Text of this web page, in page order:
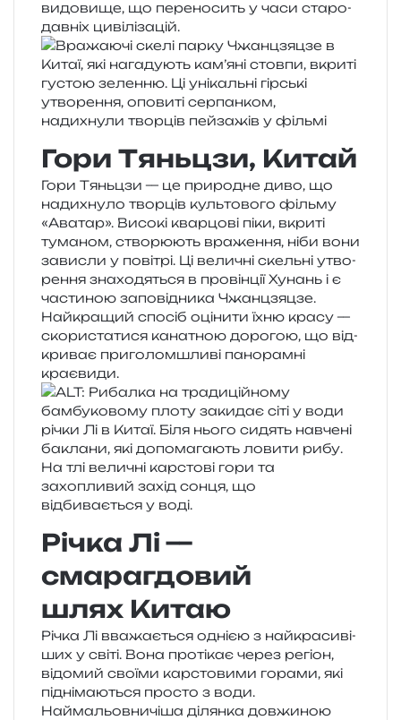
видо­ви­ще, що пере­но­сить у часи ста­ро­
дав­ніх цивілізацій.
Гори Тяньцзи, Китай
Гори Тяньцзи — це при­ро­дне диво, що
нади­хну­ло твор­ців куль­то­во­го філь­му
«Аватар». Високі квар­цо­ві піки, вкри­ті
тума­ном, ство­рю­ють вра­же­н­ня, ніби вони
зави­сли у пові­трі. Ці вели­чні скель­ні утво­
ре­н­ня зна­хо­дя­ться в про­він­ції Хунань і є
части­ною запо­від­ни­ка Чжанцзяцзе.
Найкращий спо­сіб оці­ни­ти їхню красу —
ско­ри­ста­ти­ся кана­тною доро­гою, що від­
кри­ває при­го­лом­шли­ві пано­рам­ні
краєвиди.
Річка Лі —
смарагдовий
шлях Китаю
Річка Лі вва­жа­є­ться одні­єю з най­кра­си­ві­
ших у світі. Вона про­ті­кає через регіон,
відо­мий сво­ї­ми кар­сто­ви­ми гора­ми, які
під­ні­ма­ю­ться про­сто з води.
Наймальовничіша ділян­ка дов­жи­ною